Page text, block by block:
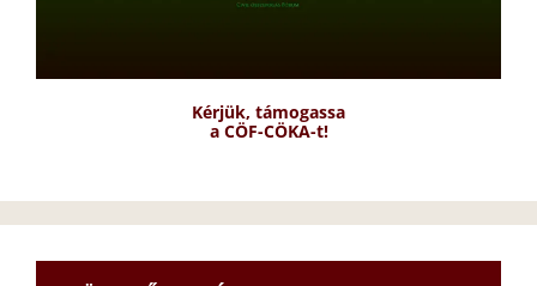
Kérjük, támogassa
a CÖF-CÖKA-t!